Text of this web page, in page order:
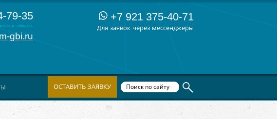
79-35
область
gbi.ru
+7 921 375-40-71
Для заявок через мессенджеры
ОСТАВИТЬ ЗАЯВКУ